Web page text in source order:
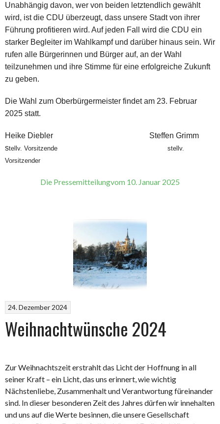
Unabhängig davon, wer von beiden letztendlich gewählt
wird, ist die CDU überzeugt, dass unsere Stadt von ihrer
Führung profitieren wird. Auf jeden Fall wird die CDU ein
starker Begleiter im Wahlkampf und darüber hinaus sein. Wir
rufen alle Bürgerinnen und Bürger auf, an der Wahl
teilzunehmen und ihre Stimme für eine erfolgreiche Zukunft
zu geben.
Die Wahl zum Oberbürgermeister findet am 23. Februar
2025 statt.
Heike Diebler Steffen Grimm
stellv. Vorsitzende stellv.
Vorsitzender
Die Pressemitteilungvom 10. Januar 2025
24. Dezember 2024
Weihnachtwünsche 2024
Zur Weihnachtszeit erstrahlt das Licht der Hoffnung in all
seiner Kraft – ein Licht, das uns erinnert, wie wichtig
Nächstenliebe, Zusammenhalt und Verantwortung füreinander
sind. In dieser besonderen Zeit des Jahres dürfen wir innehalten
und uns auf die Werte besinnen, die unsere Gesellschaft